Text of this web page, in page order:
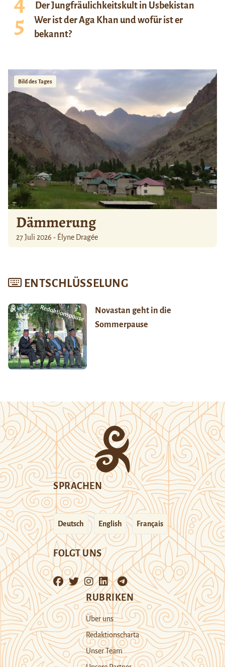
Der Jungfräulichkeitskult in Usbekistan
Wer ist der Aga Khan und wofür ist er
bekannt?
Bild des Tages
Dämmerung
27 Juli 2026 - Élyne Dragée
ENTSCHLÜSSELUNG
Novastan geht in die
Sommerpause
SPRACHEN
Deutsch English Français
FOLGT UNS
RUBRIKEN
Über uns
Redaktionscharta
Unser Team